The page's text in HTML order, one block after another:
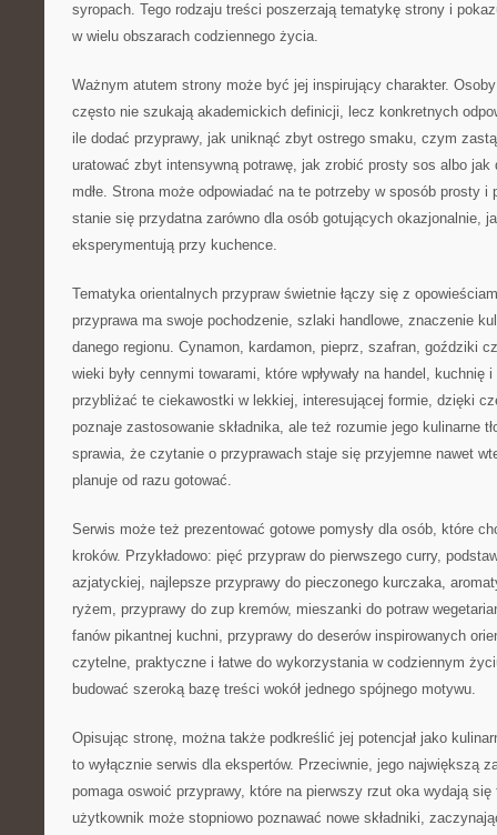
syropach. Tego rodzaju treści poszerzają tematykę strony i
w wielu obszarach codziennego życia.
Ważnym atutem strony może być jej inspirujący charakter.
często nie szukają akademickich definicji, lecz konkretnych
ile dodać przyprawy, jak uniknąć zbyt ostrego smaku, czym
uratować zbyt intensywną potrawę, jak zrobić prosty sos albo jak
mdłe. Strona może odpowiadać na te potrzeby w sposób prosty
stanie się przydatna zarówno dla osób gotujących okazjonalnie,
eksperymentują przy kuchence.
Tematyka orientalnych przypraw świetnie łączy się z
przyprawa ma swoje pochodzenie, szlaki handlowe, znaczenie
danego regionu. Cynamon, kardamon, pieprz, szafran, goździki
wieki były cennymi towarami, które wpływały na handel, kuchnię
przybliżać te ciekawostki w lekkiej, interesującej formie, dzięki
poznaje zastosowanie składnika, ale też rozumie jego kulinarne
sprawia, że czytanie o przyprawach staje się przyjemne nawet
planuje od razu gotować.
Serwis może też prezentować gotowe pomysły dla osób, które
kroków. Przykładowo: pięć przypraw do pierwszego curry,
azjatyckiej, najlepsze przyprawy do pieczonego kurczaka,
ryżem, przyprawy do zup kremów, mieszanki do potraw
fanów pikantnej kuchni, przyprawy do deserów inspirowanych
czytelne, praktyczne i łatwe do wykorzystania w codziennym
budować szeroką bazę treści wokół jednego spójnego motywu.
Opisując stronę, można także podkreślić jej potencjał jako
to wyłącznie serwis dla ekspertów. Przeciwnie, jego największą
pomaga oswoić przyprawy, które na pierwszy rzut oka wydają
użytkownik może stopniowo poznawać nowe składniki,